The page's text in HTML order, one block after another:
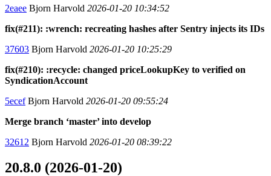
2eaee Bjorn Harvold 2026-01-20 10:34:52
fix(#211): :wrench: recreating hashes after Sentry injects its IDs
37603 Bjorn Harvold 2026-01-20 10:25:29
fix(#210): :recycle: changed priceLookupKey to verified on
SyndicationAccount
5ecefBjorn Harvold 2026-01-20 09:55:24
Merge branch ‘master’ into develop
32612 Bjorn Harvold 2026-01-20 08:39:22
20.8.0 (2026-01-20)